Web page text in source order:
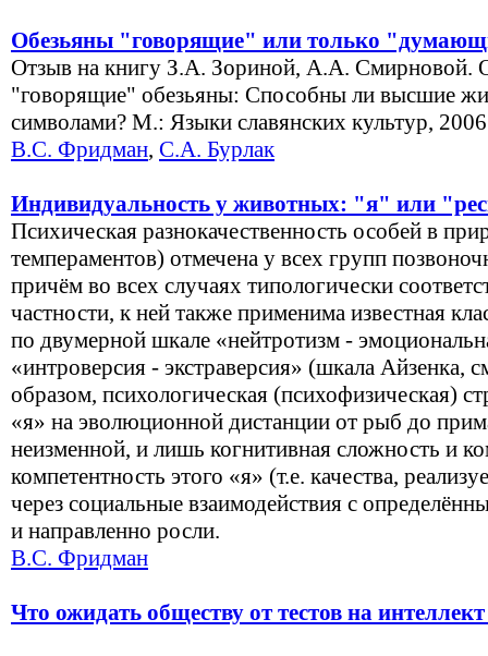
Обезьяны "говорящие" или только
Отзыв на книгу З.А. Зориной, А.А. Смирновой. О
"говорящие" обезьяны: Способны ли высшие
символами? М.: Языки славянских культур,
В.С. Фридман, С.А. Бурлак
Индивидуальность у животных: "я" или
Психическая разнокачественность особей в
темпераментов) отмечена у всех групп
причём во всех случаях типологически
частности, к ней также применима известная
по двумерной шкале «нейтротизм -
«интроверсия - экстраверсия» (шкала Айзенка,
образом, психологическая (психофизическая)
«я» на эволюционной дистанции от рыб до
неизменной, и лишь когнитивная сложность и
компетентность этого «я» (т.е. качества,
через социальные взаимодействия с
и направленно росли.
В.С. Фридман
Что ожидать обществу от тестов на